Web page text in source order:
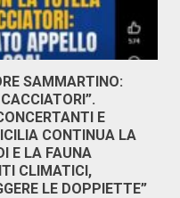
SAMMARTINO:
E
CONTINUA LA
E LA FAUNA
CLIMATICI,
LE DOPPIETTE”